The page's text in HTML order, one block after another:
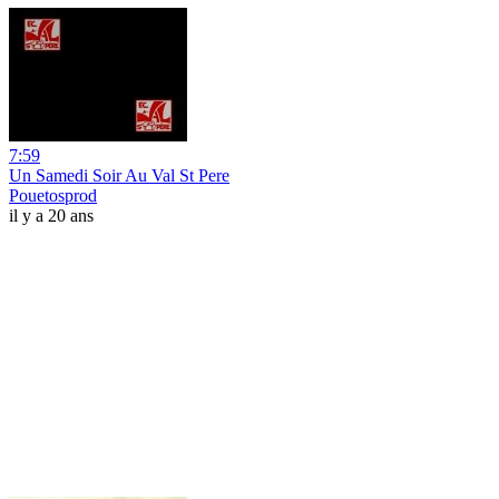
7:59
Un Samedi Soir Au Val St Pere
Pouetosprod
il y a 20 ans